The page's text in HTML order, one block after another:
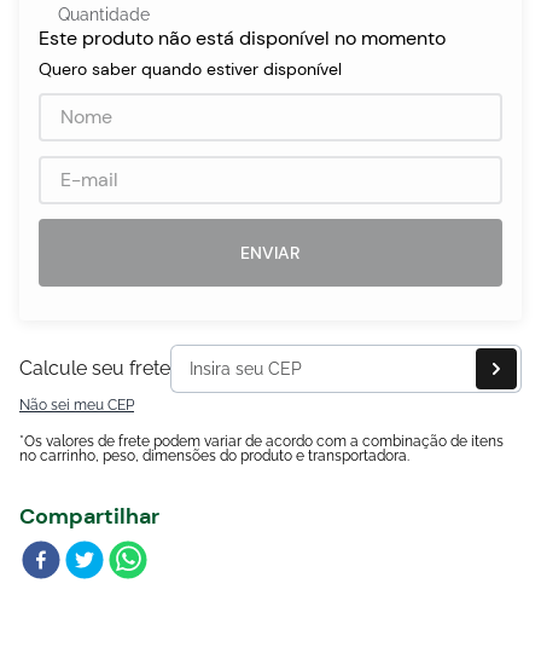
Quantidade
Este produto não está disponível no momento
Quero saber quando estiver disponível
ENVIAR
Calcule seu frete
Não sei meu CEP
*Os valores de frete podem variar de acordo com a combinação de itens
no carrinho, peso, dimensões do produto e transportadora.
Compartilhar
Blog